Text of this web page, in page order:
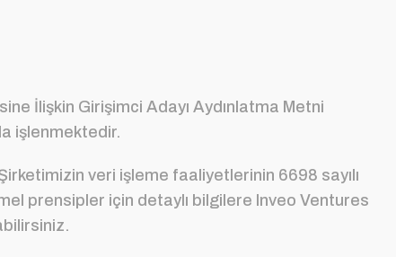
İlişkin Girişimci Adayı Aydınlatma Metni
işlenmektedir.
veri işleme faaliyetlerinin 6698 sayılı
prensipler için detaylı bilgilere Inveo Ventures